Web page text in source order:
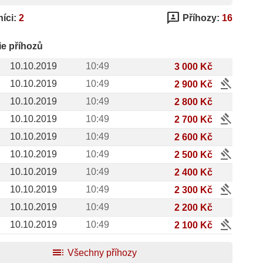
2 3p Příhozy: 16
příhozů
10.10.2019
10:49
3 000 Kč
10.10.2019
10:49 2 900 Kč gavel
10.10.2019 10:49
2 800 Kč
10.10.2019
10:49 2 700 Kč gavel
10.10.2019 10:49
2 600 Kč
10.10.2019
10:49 2 500 Kč gavel
10.10.2019 10:49
2 400 Kč
10.10.2019
10:49 2 300 Kč gavel
10.10.2019 10:49
2 200 Kč
10.10.2019
10:49 2 100 Kč
gavel
toc Všechny příhozy